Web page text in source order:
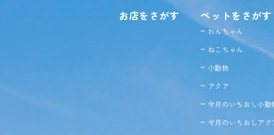
お店をさがす ペットをさがす
わんちゃん
ねこちゃん
小動物
アクア
今月のいちおし小動
今月のいちおしアク